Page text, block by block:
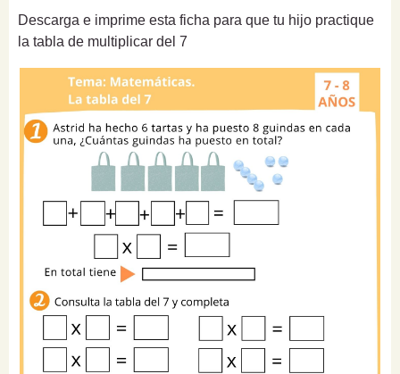
Descarga e imprime esta ficha para que tu hijo practique
la tabla de multiplicar del 7